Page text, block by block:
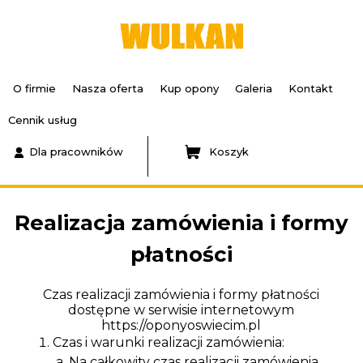
O firmie Nasza oferta Kup opony Galeria Kontakt
Cennik usług
Dla pracowników Koszyk
Realizacja zamówienia i formy
płatności
Czas realizacji zamówienia i formy płatności
dostępne w serwisie internetowym
https://oponyoswiecim.pl
Czas i warunki realizacji zamówienia: